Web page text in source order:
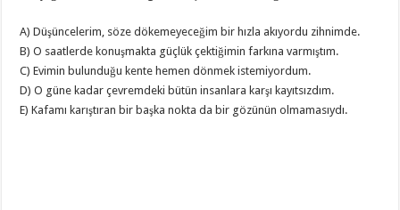
A) Düşüncelerim, söze dökemeyeceğim bir hızla akıyordu zihnimde.
B) O saatlerde konuşmakta güçlük çektiğimin farkına varmıştım.
C) Evimin bulunduğu kente hemen dönmek istemiyordum.
D) O güne kadar çevremdeki bütün insanlara karşı kayıtsızdım.
E) Kafamı karıştıran bir başka nokta da bir gözünün olmamasıydı.